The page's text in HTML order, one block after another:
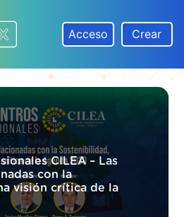
Acceso Crear
CILEA – Las
con la
visión crítica de la